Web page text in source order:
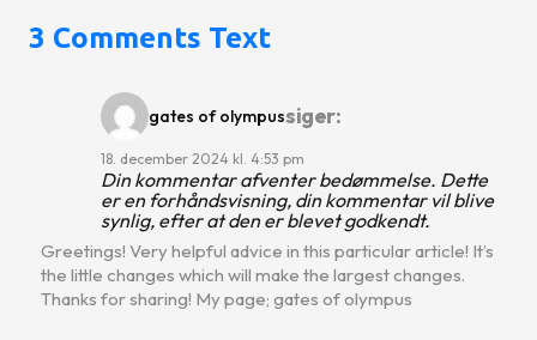
3 Comments Text
gates of olympussiger:
18. december 2024 kl. 4:53 pm
Din kommentar afventer bedømmelse. Dette
er en forhåndsvisning, din kommentar vil blive
synlig, efter at den er blevet godkendt.
Greetings! Very helpful advice in this particular article! It’s
the little changes which will make the largest changes.
Thanks for sharing! My page; gates of olympus